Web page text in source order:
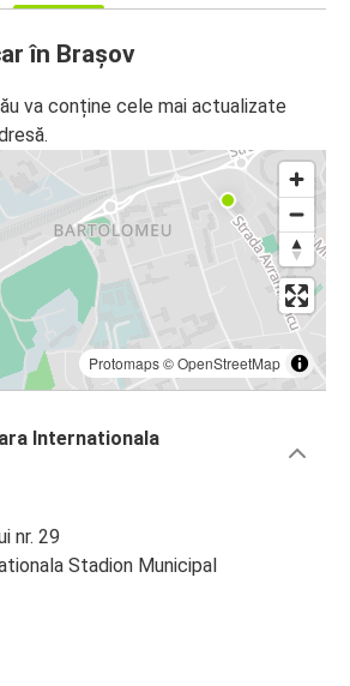
în Brașov
va conține cele mai actualizate
Protomaps©OpenStreetMap
Internationala
nr. 29
Stadion Municipal